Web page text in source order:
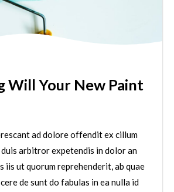
Will Your New Paint
ad dolore offendit ex cillum
arbitror expetendis in dolor an
iis ut quorum reprehenderit, ab quae
de sunt do fabulas in ea nulla id